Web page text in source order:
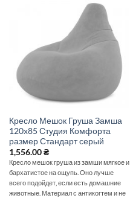
Кресло Мешок Груша Замша
120х85 Студия Комфорта
размер Стандарт серый
1,556.00₴
Кресло мешок груша из замши мягкое и
бархатистое на ощупь. Оно лучше
всего подойдет, если есть домашние
животные. Материал с антикогтем и не